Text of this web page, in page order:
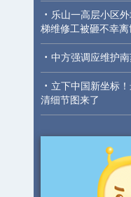
· 乐山一高层小区
梯维修工被砸不幸离
· 中方强调应维护
· 立下中国新坐标
清细节图来了